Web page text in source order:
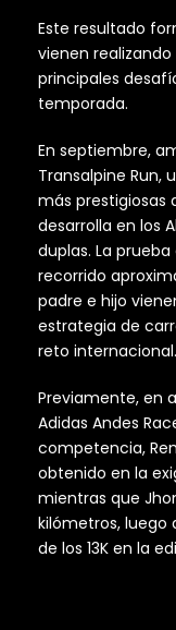
Este resultado
vienen
principales
temporada.
En septiembre,
Transalpine Run,
más prestigiosas
desarrolla en los
duplas. La
recorrido
padre e hijo
estrategia de
reto internacional.
Previamente, en
Adidas Andes
competencia,
obtenido en la
mientras que
kilómetros, luego
de los 13K en la